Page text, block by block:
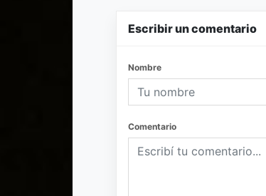
Escribir un comentario
Nombre
Comentario